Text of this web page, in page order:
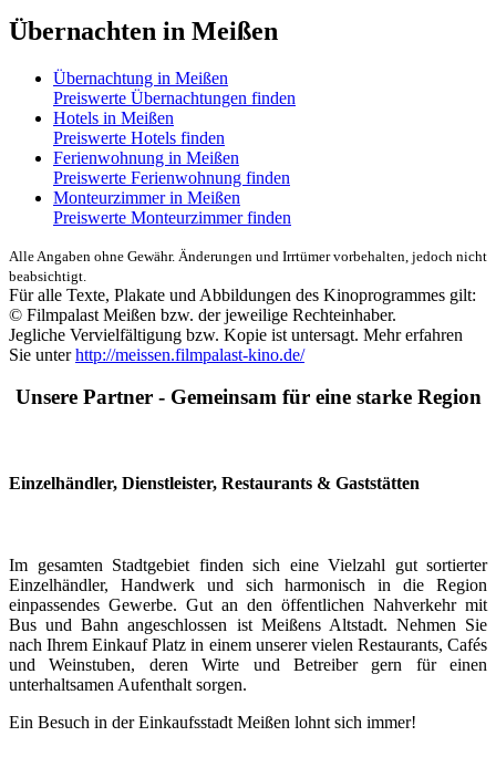
Übernachten in Meißen
Übernachtung in Meißen
Preiswerte Übernachtungen finden
Hotels in Meißen
Preiswerte Hotels finden
Ferienwohnung in Meißen
Preiswerte Ferienwohnung finden
Monteurzimmer in Meißen
Preiswerte Monteurzimmer finden
Alle Angaben ohne Gewähr. Änderungen und Irrtümer vorbehalten, jedoch nicht
beabsichtigt.
Für alle Texte, Plakate und Abbildungen des Kinoprogrammes gilt:
© Filmpalast Meißen bzw. der jeweilige Rechteinhaber.
Jegliche Vervielfältigung bzw. Kopie ist untersagt. Mehr erfahren
Sie unterhttp://meissen.filmpalast-kino.de/
Unsere Partner - Gemeinsam für eine starke Region
Einzelhändler, Dienstleister, Restaurants & Gaststätten
Im gesamten Stadtgebiet finden sich eine Vielzahl gut sortierter
Einzelhändler, Handwerk und sich harmonisch in die Region
einpassendes Gewerbe. Gut an den öffentlichen Nahverkehr mit
Bus und Bahn angeschlossen ist Meißens Altstadt. Nehmen Sie
nach Ihrem Einkauf Platz in einem unserer vielen Restaurants, Cafés
und Weinstuben, deren Wirte und Betreiber gern für einen
unterhaltsamen Aufenthalt sorgen.
Ein Besuch in der Einkaufsstadt Meißen lohnt sich immer!